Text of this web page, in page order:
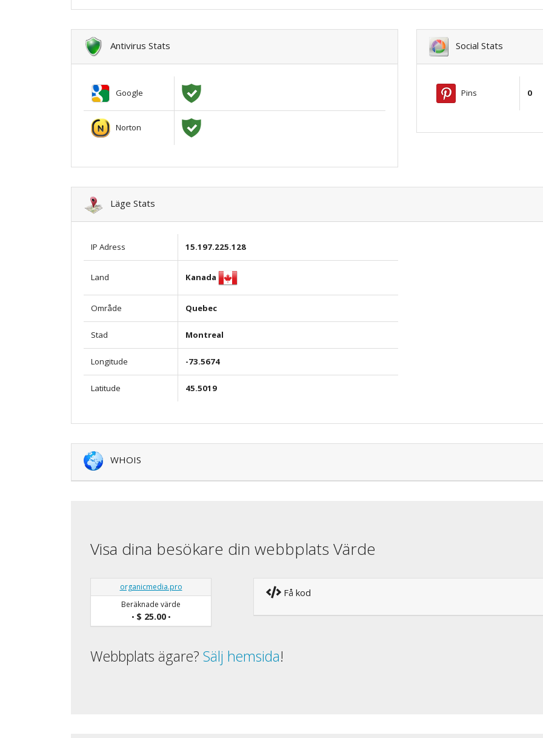
Antivirus Stats
Google
Norton
Social Stats
Pins 0
Läge Stats
IP Adress 15.197.225.128
Land Kanada
Område Quebec
Stad Montreal
Longitude -73.5674
Latitude 45.5019
WHOIS
Visa dina besökare din webbplats Värde
organicmedia.pro
Beräknade värde
• $ 25.00•
Få kod
Webbplats ägare? Sälj hemsida!